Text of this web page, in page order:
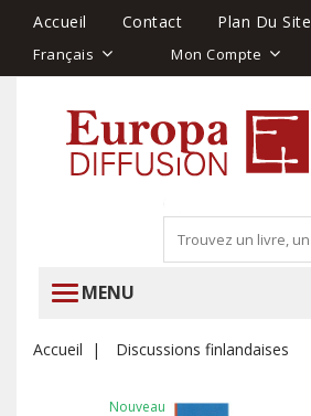
Accueil Contact Plan Du Site
Français Mon Compte
MENU
Accueil Discussions finlandaises
Nouveau